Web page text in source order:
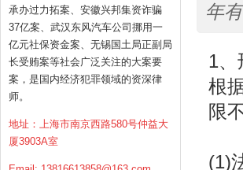
承办过力拓案、安徽兴邦集资诈骗
37亿案、武汉东风汽车公司挪用一
亿元社保资金案、无锡国土局正副局
长受贿案等社会广泛关注的大案要
案，是国内经济犯罪领域的资深律
师。
地址：上海市南京西路580号仲益大
厦3903A室
年
1、
根
限
(1)